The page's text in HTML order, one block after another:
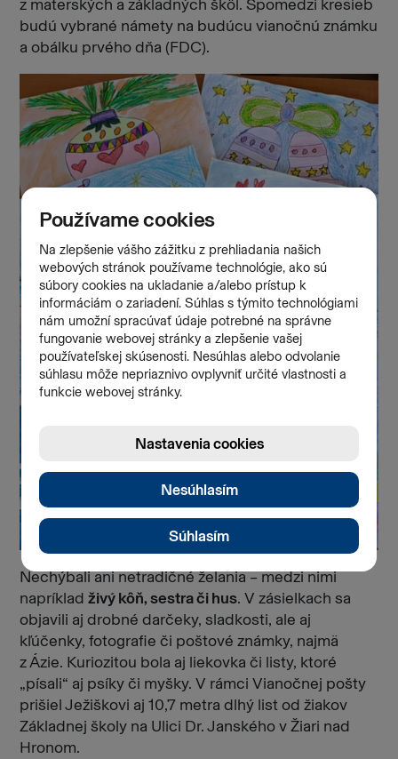
z materských a základných škôl. Spomedzi kresieb
budú vybrané námety na budúcu vianočnú známku
a obálku prvého dňa (FDC).
Nechýbali ani netradičné želania – medzi nimi
napríkladživý kôň, sestra či hus. V zásielkach sa
objavili aj drobné darčeky, sladkosti, ale aj
kľúčenky, fotografie či poštové známky, najmä
z Ázie. Kuriozitou bola aj liekovka či listy, ktoré
„písali“ aj psíky či myšky. V rámci Vianočnej pošty
prišiel Ježiškovi aj 10,7 metra dlhý list od žiakov
Základnej školy na Ulici Dr. Janského v Žiari nad
Hronom.